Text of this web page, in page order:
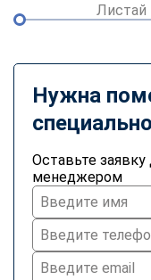
Листай
Нужна
Оставьте
менеджером